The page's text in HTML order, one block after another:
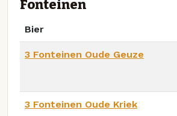
Fonteinen
Bier
3 Fonteinen Oude Geuze
3 Fonteinen Oude Kriek